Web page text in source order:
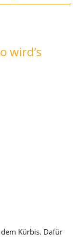
wird’s
Kürbis. Dafür